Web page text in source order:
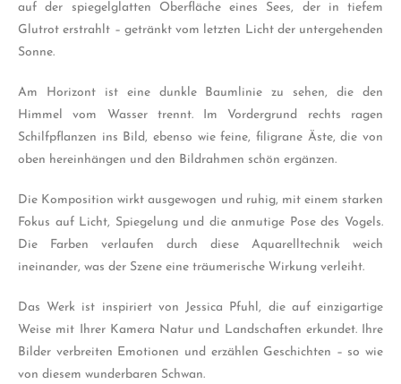
auf der spiegelglatten Oberfläche eines Sees, der in tiefem
Glutrot erstrahlt – getränkt vom letzten Licht der untergehenden
Sonne.
Am Horizont ist eine dunkle Baumlinie zu sehen, die den
Himmel vom Wasser trennt. Im Vordergrund rechts ragen
Schilfpflanzen ins Bild, ebenso wie feine, filigrane Äste, die von
oben hereinhängen und den Bildrahmen schön ergänzen.
Die Komposition wirkt ausgewogen und ruhig, mit einem starken
Fokus auf Licht, Spiegelung und die anmutige Pose des Vogels.
Die Farben verlaufen durch diese Aquarelltechnik weich
ineinander, was der Szene eine träumerische Wirkung verleiht.
Das Werk ist inspiriert von Jessica Pfuhl, die auf einzigartige
Weise mit Ihrer Kamera Natur und Landschaften erkundet. Ihre
Bilder verbreiten Emotionen und erzählen Geschichten – so wie
von diesem wunderbaren Schwan.